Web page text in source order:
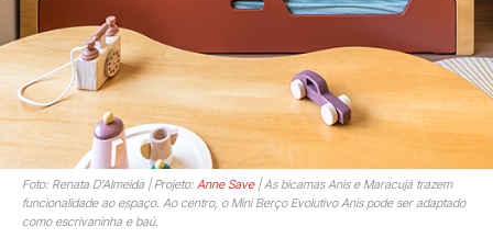
Foto: Renata D’Almeida | Projeto: Anne Save| As bicamas Anis e Maracujá trazem
funcionalidade ao espaço. Ao centro, o Mini Berço Evolutivo Anis pode ser adaptado
como escrivaninha e baú.